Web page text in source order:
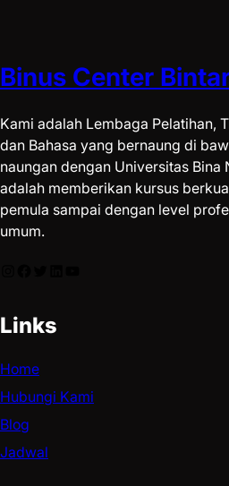
Binus Center
Kami adalah Lembaga Pelatihan,
dan Bahasa yang bernaung di
naungan dengan Universitas Bina
adalah memberikan kursus
pemula sampai dengan level
umum.
Links
Home
Hubungi Kami
Blog
Jadwal